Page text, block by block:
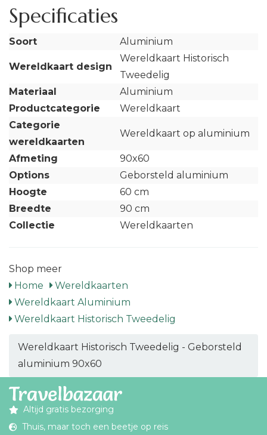
Specificaties
Soort Aluminium
Wereldkaart design
Wereldkaart Historisch
Tweedelig
Materiaal
Aluminium
Productcategorie
Wereldkaart
Categorie
wereldkaarten
Wereldkaart op aluminium
Afmeting
90x60
Options
Geborsteld aluminium
Hoogte
60 cm
Breedte
90 cm
Collectie
Wereldkaarten
Shop meer
Home
Wereldkaarten
Wereldkaart Aluminium
Wereldkaart Historisch Tweedelig
Wereldkaart Historisch Tweedelig - Geborsteld
aluminium 90x60
Altijd gratis bezorging
Thuis, maar toch een beetje op reis